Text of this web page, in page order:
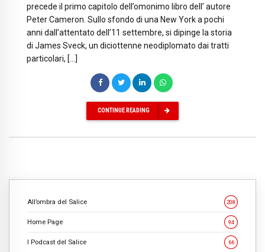
precede il primo capitolo dell’omonimo libro dell’ autore
Peter Cameron. Sullo sfondo di una New York a pochi
anni dall’attentato dell’11 settembre, si dipinge la storia
di James Sveck, un diciottenne neodiplomato dai tratti
particolari, […]
CONTINUE READING
All’ombra del Salice 208
Home Page 94
I Podcast del Salice 66